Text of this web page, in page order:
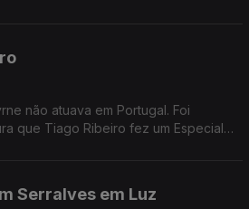
não atuava em Portugal. Foi
que Tiago Ribeiro fez um Especial
Serralves em Luz